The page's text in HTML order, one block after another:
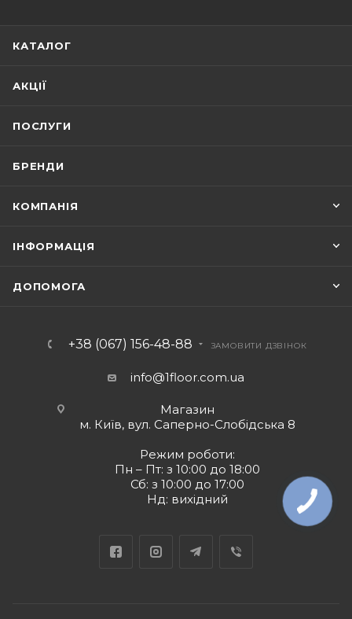
КАТАЛОГ
АКЦІЇ
ПОСЛУГИ
БРЕНДИ
КОМПАНІЯ
ІНФОРМАЦІЯ
ДОПОМОГА
+38 (067) 156-48-88 ЗАМОВИТИ ДЗВІНОК
info@1floor.com.ua
Магазин
м. Київ, вул. Саперно-Слобідська 8
Режим роботи:
Пн – Пт: з 10:00 до 18:00
Сб: з 10:00 до 17:00
Нд: вихідний